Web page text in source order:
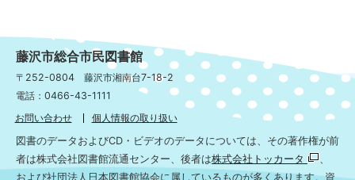
藤沢市総合市民図書館
〒252-0804 藤沢市湘南台7-18-2
電話：0466-43-1111
お問い合わせ
個人情報の取り扱い
図書のデータおよびCD・ビデオのデータについては、その著作権が前
者は株式会社図書館流通センター、後者は株式会社トッカータ
、
および社団法人日本図書館協会に属しているものが多くあります。資